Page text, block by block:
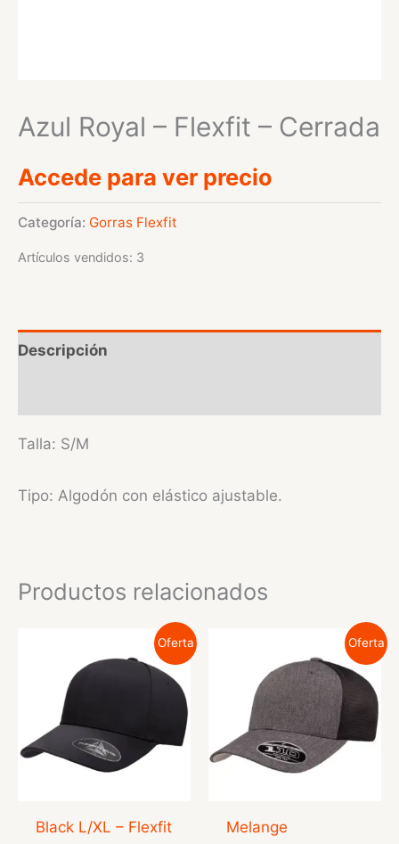
Azul Royal – Flexfit – Cerrada
Accede para ver precio
Categoría: Gorras Flexfit
Artículos vendidos: 3
Descripción
Talla: S/M
Tipo: Algodón con elástico ajustable.
Productos relacionados
Oferta
Black L/XL – Flexfit
Oferta
Melange